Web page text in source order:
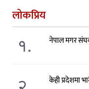
लोकप्रिय
१. नेपाल मगर
२. केही प्रदेशमा